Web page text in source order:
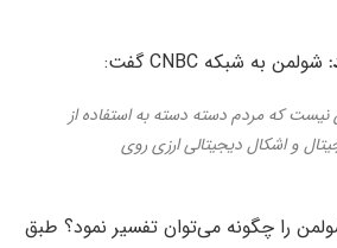
شولمن به شبکه CNBC گفت:
که مردم دسته دسته به استفاده از
و اشکال دیجیتالی ارزی روی
را چگونه می‌توان تفسیر نمود؟ طبق